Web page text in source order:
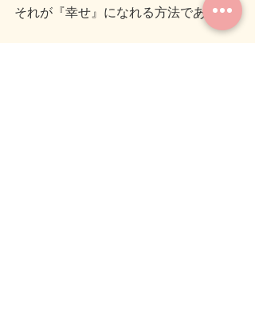
それが『幸せ』になれる方法であり